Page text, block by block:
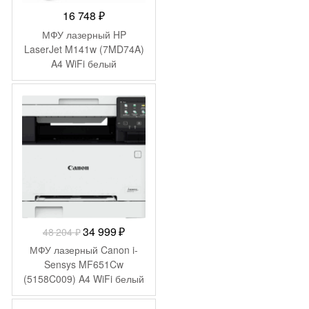
16 748₽
МФУ лазерный HP
LaserJet M141w (7MD74A)
A4 WiFi белый
-13 205₽
48 204₽Первоначальная
цена
составляла
48
204 ₽.
34 999₽Текущая
цена:
999 ₽.
МФУ лазерный Canon i-
Sensys MF651Cw
(5158C009) A4 WiFi белый